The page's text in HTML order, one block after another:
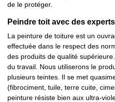
de le protéger.
Peindre toit avec des experts
La peinture de toiture est un
effectuée dans le respect des
des produits de qualité
du travail. Nous utiliserons le
plusieurs teintes. Il se met
(fibrociment, tuile, terre cuite,
peinture résiste bien aux ultra-